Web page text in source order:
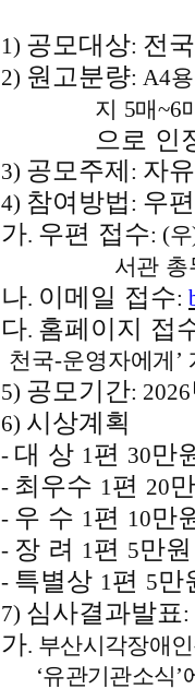
1) 공모대상: 전
2) 원고분량: A4
지 5매~6
으로 인
3) 공모주제 : 자유
4) 참여방법: 우편
가. 우편 접수: (우
서관 총
나. 이메일 접수:
다. 홈페이지 접
천국-운영자에게’
5) 공모기간: 2026
6) 시상계획
- 대 상 1 편 30만
- 최우수 1 편 20
- 우 수 1 편 10만
- 장 려 1 편 5만원
- 특별상 1 편 5만
7) 심사결과발표:
가. 부산시각장애
‘유관기관소식’